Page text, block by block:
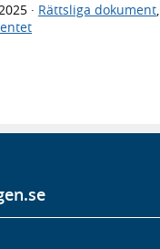
· Rättsliga dokument,